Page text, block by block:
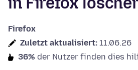
Firefox
Zuletzt aktualisiert: 11.06.26
36% der Nutzer finden dies